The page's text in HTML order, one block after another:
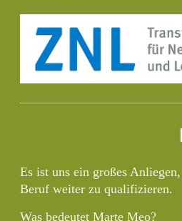
Es ist uns ein großes
Beruf weiter zu qualifizieren.
Was bedeutet Marte Meo?